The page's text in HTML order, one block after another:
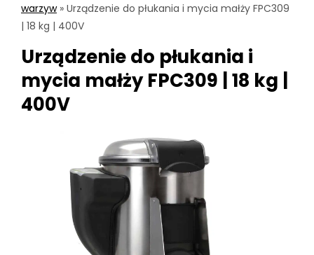
warzyw» Urządzenie do płukania i mycia małży FPC309
| 18 kg | 400V
Urządzenie do płukania i
mycia małży FPC309 | 18 kg |
400V